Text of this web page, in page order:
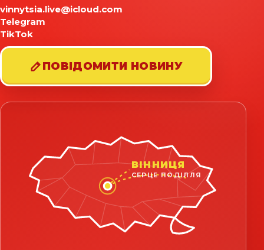
vinnytsia.live@icloud.com
Telegram
TikTok
ПОВІДОМИТИ НОВИНУ
ВІННИЦЯ
СЕРЦЕ ПОДІЛЛЯ